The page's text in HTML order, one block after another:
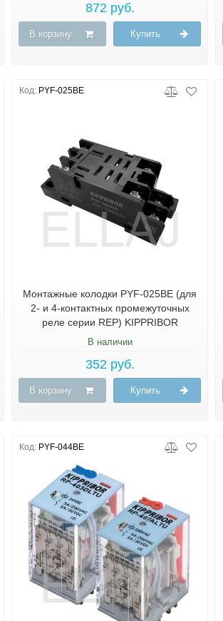
872 руб.
В корзину Купить
Код: PYF-025BE
Монтажные колодки PYF-025BE (для
2- и 4-контактных промежуточных
реле серии REP) KIPPRIBOR
В наличии
352 руб.
В корзину Купить
Код: PYF-044BE